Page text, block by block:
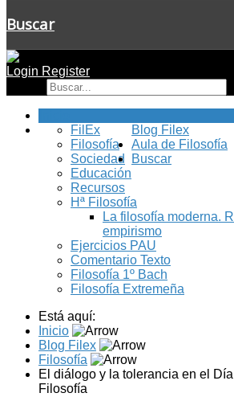
Buscar
Login Register
Blog Filex
FilEx
Filosofía
Sociedad
Educación
Recursos
Aula de Filosofía
Hª Filosofía
La filosofía moderna.
empirismo
Ejercicios PAU
Comentario Texto
Filosofía 1º Bach
Filosofía Extremeña
Buscar
Está aquí:
Inicio
Blog Filex
Filosofía
El diálogo y la tolerancia en el
Filosofía